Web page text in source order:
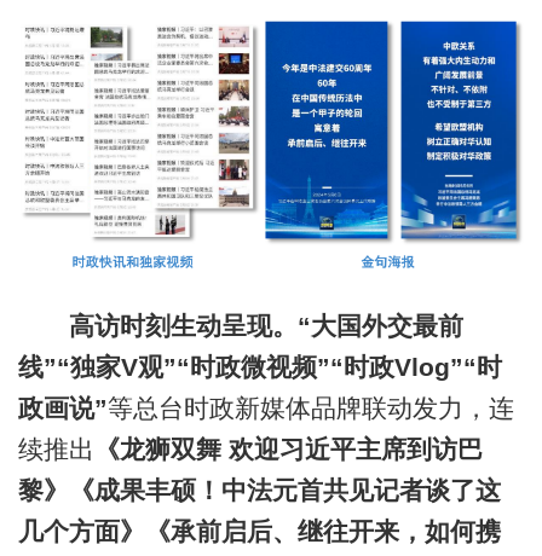
高访时刻生动呈现。 “大国外交最前
线”“独家V观”“时政微视频”“时政Vlog”“时
政画说”等总台时政新媒体品牌联动发力，连
续推出
《龙狮双舞 欢迎习近平主席到访巴
黎》《成果丰硕！中法元首共见记者谈了这
几个方面》《承前启后、继往开来，如何携